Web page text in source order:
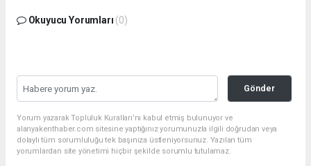
Okuyucu Yorumları (0)
Gönder
Yorum yazarak Topluluk Kuralları’nı kabul etmiş bulunuyor ve
alanyakenthaber.com sitesine yaptığınız yorumunuzla ilgili doğrudan veya
dolaylı tüm sorumluluğu tek başınıza üstleniyorsunuz. Yazılan tüm
yorumlardan site yönetimi hiçbir şekilde sorumlu tutulamaz.